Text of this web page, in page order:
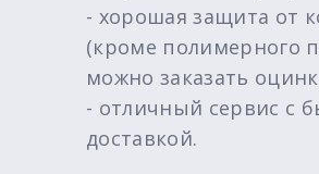
- хорошая защита от
(кроме полимерного
можно заказать
- отличный сервис с
доставкой.